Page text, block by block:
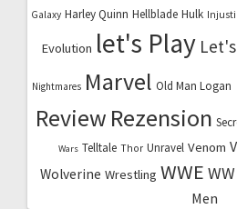
Galaxy Harley Quinn Hellblade Hulk
Evolution let's Play
Nightmares Marvel Old Man Logan
Review Rezension
Wars Telltale Thor Unravel Venom
Wolverine Wrestling WWE
Men